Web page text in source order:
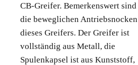
CB-Greifer. Bemerkenswert sind
die beweglichen Antriebsnocken
dieses Greifers. Der Greifer ist
vollständig aus Metall, die
Spulenkapsel ist aus Kunststoff,